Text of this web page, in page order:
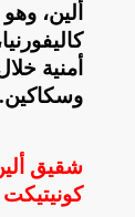
أمنية
وسكاكين.
شقيق
كونيتيكت